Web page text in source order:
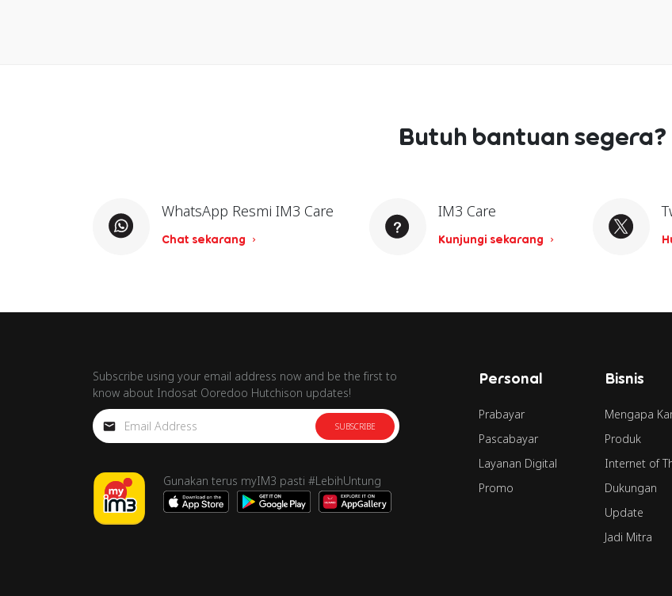
Butuh bantuan segera?
WhatsApp Resmi IM3 Care
Chat sekarang
IM3 Care
Kunjungi sekarang
Subscribe using your email address now and be the first to
know about Indosat Ooredoo Hutchison updates!
SUBSCRIBE
Gunakan terus myIM3 pasti #LebihUntung
Personal
Prabayar
Pascabayar
Layanan Digital
Promo
Bisnis
Mengapa
Produk
Internet of
Dukungan
Update
Jadi Mitra